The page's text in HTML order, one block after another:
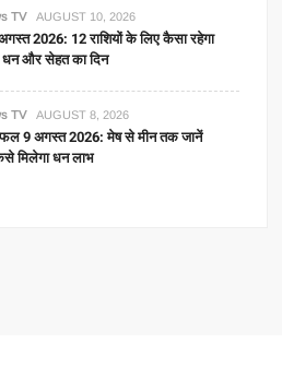
TV AUGUST 10, 2026
2026: 12 राशियों के लिए कैसा रहेगा
धन और सेहत का दिन
TV AUGUST 8, 2026
9 अगस्त 2026: मेष से मीन तक जानें
मिलेगा धन लाभ